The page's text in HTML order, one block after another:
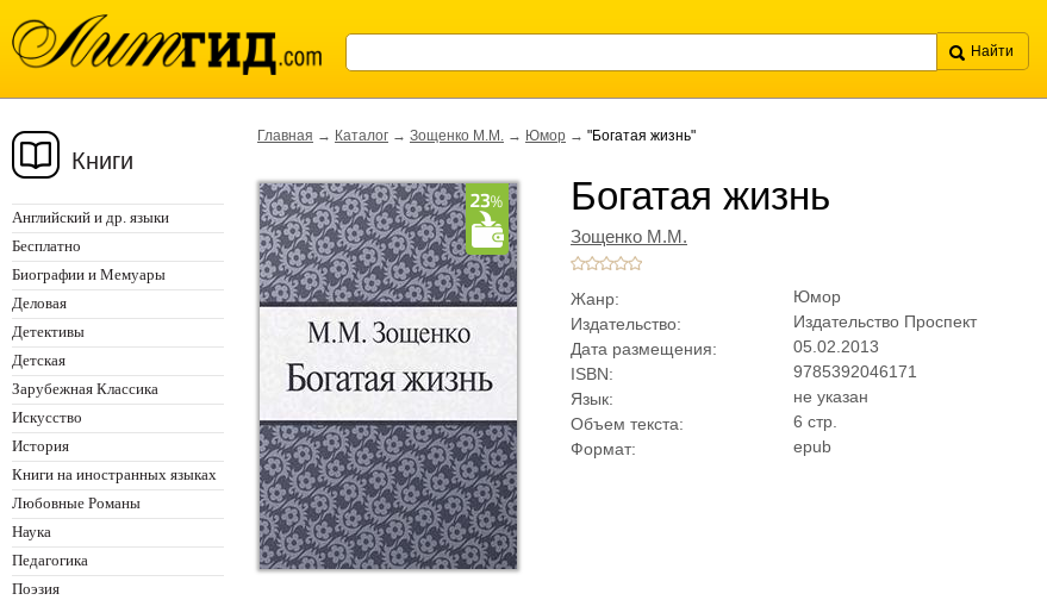
Книги
Английский и др. языки
Бесплатно
Биографии и Мемуары
Деловая
Детективы
Детская
Зарубежная Классика
Искусство
История
Книги на иностранных языках
Любовные Романы
Наука
Педагогика
Поэзия
Главная → Каталог → Зощенко М.М. → Юмор → "Богатая жизнь"
Богатая жизнь
Зощенко М.М.
Жанр:
Юмор
Издательство:
Издательство Проспект
Дата размещения:
05.02.2013
ISBN:
9785392046171
Язык:
не указан
Объем текста:
6 стр.
Формат:
epub